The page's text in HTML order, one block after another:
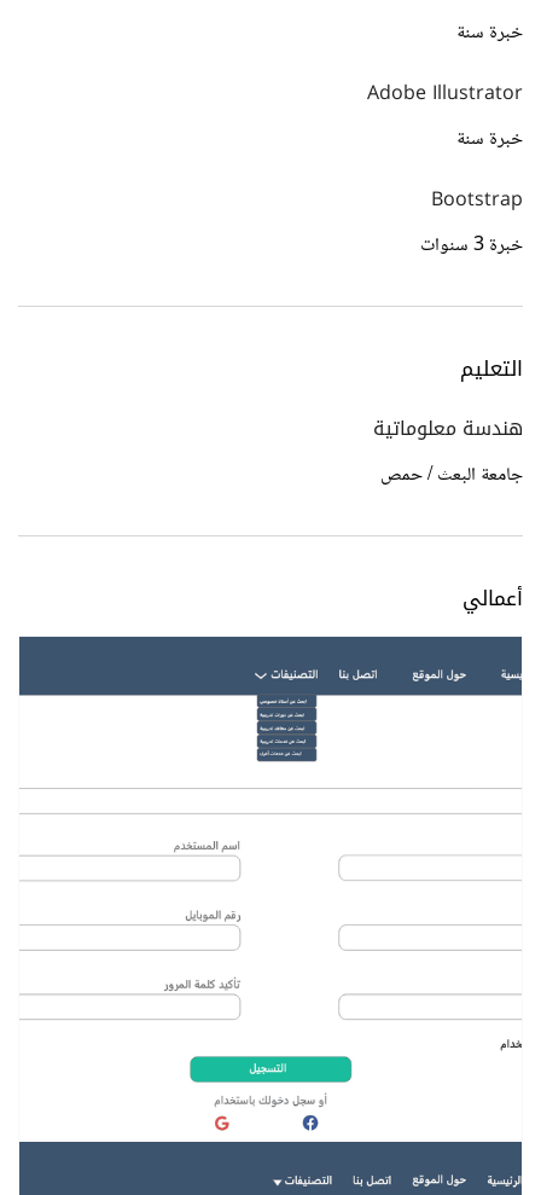
خبرة سنة
Adobe Illustrator
خبرة سنة
Bootstrap
خبرة 3 سنوات
التعليم
هندسة معلوماتية
جامعة البعث / حمص
أعمالي